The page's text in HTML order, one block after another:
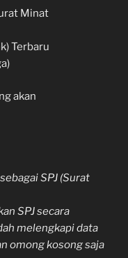
Minat
Terbaru
akan
SPJ (Surat
SPJ secara
melengkapi data
omong kosong saja